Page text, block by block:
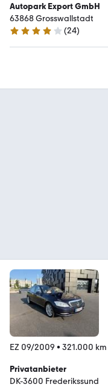
Autopark Export GmbH
63868 Grosswallstadt
4.2 Sterne
(24)
EZ 09/2009 • 321.000 km
Privatanbieter
DK-3600 Frederikssund